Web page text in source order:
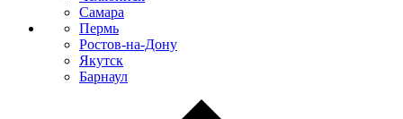
Самара
Пермь
Ростов-на-Дону
Якутск
Барнаул